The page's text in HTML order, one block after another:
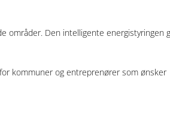
områder. Den intelligente energistyringen
kommuner og entreprenører som ønsker